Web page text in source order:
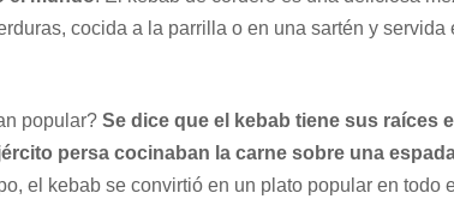
cocida a la parrilla o en una sartén y servida
popular? Se dice que el kebab tiene sus raíces
persa cocinaban la carne sobre una
el kebab se convirtió en un plato popular en todo